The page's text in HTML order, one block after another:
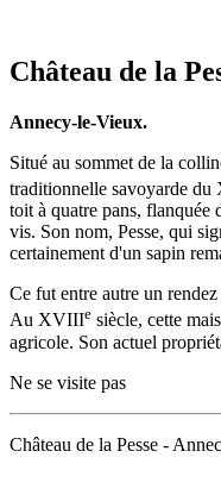
Château de la
Annecy-le-Vieux.
Situé au sommet de la
traditionnelle savoyarde
toit à quatre pans, flanquée
vis. Son nom, Pesse, qui
certainement d'un sapin
Ce fut entre autre un
Au XVIIIe siècle, cette
agricole. Son actuel
Ne se visite pas
Château de la Pesse -